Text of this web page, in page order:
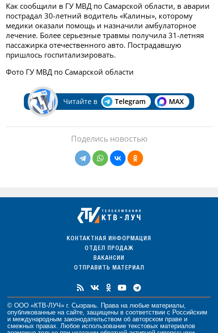
Как сообщили в ГУ МВД по Самарской области, в аварии
пострадал 30-летний водитель «Калины», которому
медики оказали помощь и назначили амбулаторное
лечение. Более серьезные травмы получила 31-летняя
пассажирка отечественного авто. Пострадавшую
пришлось госпитализировать.
Фото ГУ МВД по Самарской области
Читайте в Telegram MAX
Поделись новостью
КОНТАКТНАЯ ИНФОРМАЦИЯ
ОТДЕЛ ПРОДАЖ
ВАКАНСИИ
ОТПРАВИТЬ МАТЕРИАЛ
© ООО «КТВ-ЛУЧ» г. Сызрань. Права на любые материалы
опубликованные на сайте, защищены в соответствии с Российским
и международным законодательством об авторском праве и
смежных правах. Любое использование текстовых материалов